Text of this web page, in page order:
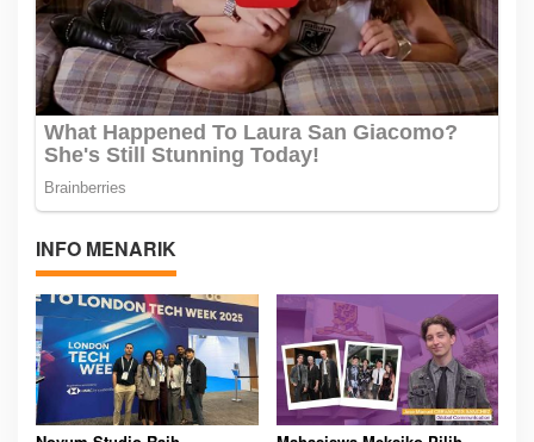
INFO MENARIK